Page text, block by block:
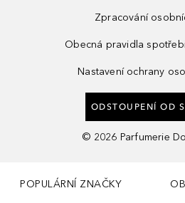
Zpracování
Obecná pravidla
Nastavení ochrany
ODSTOUPENÍ OD
© 2026 Parfumerie
POPULÁRNÍ ZNAČKY